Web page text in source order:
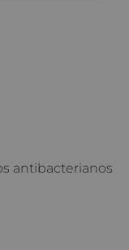
antibacterianos